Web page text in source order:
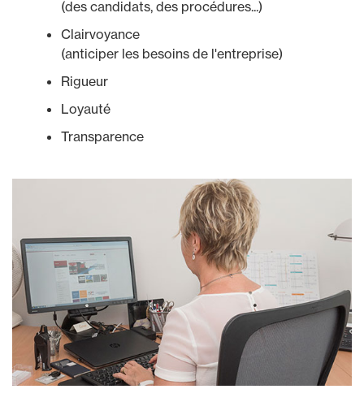
(des candidats, des procédures...)
Clairvoyance
(anticiper les besoins de l'entreprise)
Rigueur
Loyauté
Transparence